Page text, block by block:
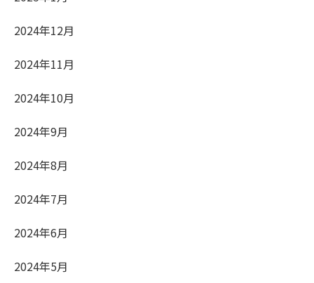
2024年12月
2024年11月
2024年10月
2024年9月
2024年8月
2024年7月
2024年6月
2024年5月